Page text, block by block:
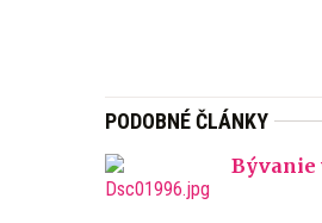
PODOBNÉ ČLÁNKY
Bývanie